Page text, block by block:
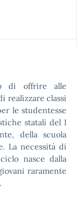
di offrire alle
realizzare classi
le studentesse
statali del I
della scuola
La necessità di
nasce dalla
raramente